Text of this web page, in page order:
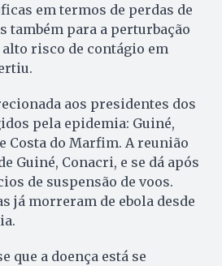
em termos de perdas de
também para a perturbação
risco de contágio em
aos presidentes dos
pela epidemia: Guiné,
Costa do Marfim. A reunião
Guiné, Conacri, e se dá após
de suspensão de voos.
já morreram de ebola desde
que a doença está se